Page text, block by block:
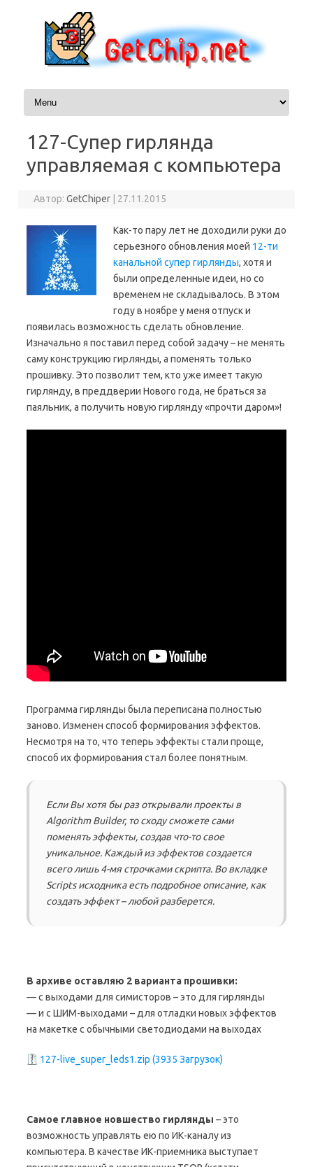
127-Супер гирлянда
управляемая с компьютера
Автор:GetChiper 27.11.2015
Как-то пару лет не доходили руки до
серьезного обновления моей 12-ти
канальной супер гирлянды, хотя и
были определенные идеи, но со
временем не складывалось. В этом
году в ноябре у меня отпуск и
появилась возможность сделать обновление.
Изначально я поставил перед собой задачу – не менять
саму конструкцию гирлянды, а поменять только
прошивку. Это позволит тем, кто уже имеет такую
гирлянду, в преддверии Нового года, не браться за
паяльник, а получить новую гирлянду «прочти даром»!
Программа гирлянды была переписана полностью
заново. Изменен способ формирования эффектов.
Несмотря на то, что теперь эффекты стали проще,
способ их формирования стал более понятным.
Если Вы хотя бы раз открывали проекты в
Algorithm Builder, то сходу сможете сами
поменять эффекты, создав что-то свое
уникальное. Каждый из эффектов создается
всего лишь 4-мя строчками скрипта. Во вкладке
Scripts исходника есть подробное описание, как
создать эффект – любой разберется.
В архиве оставляю 2 варианта прошивки:
— с выходами для симисторов – это для гирлянды
— и с ШИМ-выходами – для отладки новых эффектов
на макетке с обычными светодиодами на выходах
127-live_super_leds1.zip (3935 Загрузок)
Самое главное новшество гирлянды – это
возможность управлять ею по ИК-каналу из
компьютера. В качестве ИК-приемника выступает